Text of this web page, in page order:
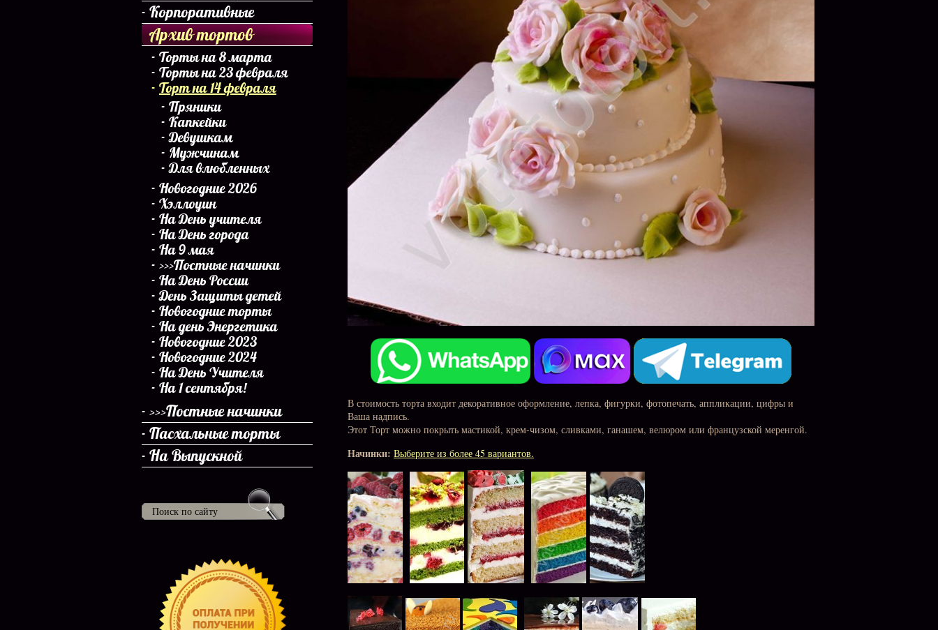
Корпоративные
Архив тортов
Торты на 8 марта
Торты на 23 февраля
Торт на 14 февраля
Пряники
Капкейки
Девушкам
Мужчинам
Для влюбленных
Новогодние 2026
Хэллоуин
На День учителя
На День города
На 9 мая
>>>Постные начинки
На День России
День Защиты детей
Новогодние торты
На день Энергетика
Новогодние 2023
Новогодние 2024
На День Учителя
На 1 сентября!
>>>Постные начинки
Пасхальные торты
На Выпускной
В стоимость торта входит декоративное оформление, лепка, фигурки, фотопечать, аппликации, цифры и
Ваша надпись.
Этот Торт можно покрыть мастикой, крем-чизом, сливками, ганашем, велюром или французской меренгой.
Начинки: Выберите из более 45 вариантов.